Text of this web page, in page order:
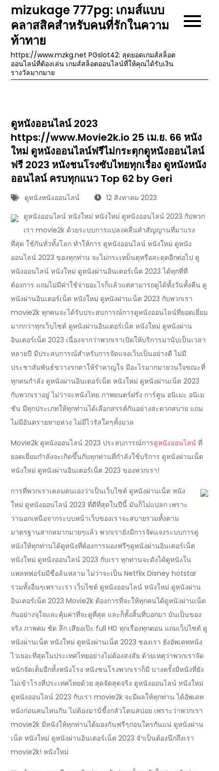
Skip
content
mizukage 777pg: เกมส์แบบ
คลาสสิคสำหรับคนที่รักในความ
ท้าทาย
https://www.mzkg.net PGslot42: สุดยอดเกมส์สล็อต
ออนไลน์ที่ต้องเล่น เกมส์สล็อตออนไลน์ที่ให้คุณได้รับเงิน
รางวัลมากมาย
ดูหนังออนไลน์ 2023
https://www.Movie2k.io 25 เม.ย. 66 หนัง
ใหม่ ดูหนังออนไลน์ฟรีไม่กระตุกดูหนังออนไลน์
ฟรี 2023 หนังชนโรงซับไทยทุกเรื่อง ดูหนังหนัง
ออนไลน์ ครบทุกแนว Top 62 by Geri
ดูหนังหนังออนไลน์
12 สิงหาคม 2023
ดูหนังออนไลน์ หนังใหม่ หนังใหม่ ดูหนังออนไลน์ 2023 กับพวก
เรา movie2k ด้วยระบบการแปลงคลื่นคำสัญญานที่มาแรง
ที่สุด ใช้กันทั่วทั้งโลก ทำให้การ ดูหนังออนไลน์ หนังใหม่ ดูหนัง
ออนไลน์ 2023 ของทุกท่าน จะไม่กระเหม็นตุหรือสะดุดอีกต่อไป ดู
หนังออนไลน์ หนังใหม่ ดูหนังผ่านอินเตอร์เน็ต 2023 ได้ทุกที่ที่
ต้องการ แถมไม่มีค่าใช้จ่ายอะไรก็แล้วแต่สามารถดูได้ทั้งวันทั้งคืน ดู
หนังผ่านอินเตอร์เน็ต หนังใหม่ ดูหนังผ่านเน็ต 2023 กับพวกเรา
movie2k ทุกคนจะได้รับประสบการณ์การดูหนังออนไลน์ที่ยอดเยี่ยม
มากกว่าทุกเว็บไซต์ ดูหนังผ่านอินเตอร์เน็ต หนังใหม่ ดูหนังผ่าน
อินเตอร์เน็ต 2023 เนื่องจากว่าพวกเราเปิดให้บริการมานับเป็นเวลา
หลายปี มีประสบการณ์สำหรับการจัดแจงเว็บเป็นอย่างดี ไม่มี
ประชาสัมพันธ์ขวางรกตาให้รำคาญใจ มีอะไรมากมายวนใจขณะที่
ทุกคนกำลัง ดูหนังผ่านอินเตอร์เน็ต หนังใหม่ ดูหนังผ่านเน็ต 2023
กับพวกเราอยู่ ไม่ว่าจะหนังไทย ภาพยนตร์ฝรั่ง การ์ตูน อนิเมะ อนิเม
ชัน มีทุกประเภทให้ทุกท่านได้เลือกสรรค์กันอย่างสะดวกสบาย แถม
ไม่มีอันตรายหายห่วง ไม่มีไวรัสใดๆทั้งมวล
Movie2k ดูหนังออนไลน์ 2023 ประสบการณ์การดูหนังออนไลน์ ที่
ยอดเยี่ยมกำลังจะเกิดขึ้นกับทุกท่านที่กำลังใช้บริการ ดูหนังผ่านเน็ต
หนังใหม่ ดูหนังผ่านอินเตอร์เน็ต 2023 ของพวกเรา!
การที่พวกเราเคลมตนเองว่าเป็นเว็บไซต์ ดูหนังผ่านเน็ต หนัง
ใหม่ ดูหนังออนไลน์ 2023 ที่ดีที่สุดในปีนี้ มันก็ไม่แปลก เพราะ
ว่านอกเหนือจากระบบหน้าเว็บของเราจะสบายรวมทั้งตาม
มาตรฐานสากลมากมายๆแล้ว พวกเรายังมีการจัดแจงระบบการดู
หนังให้ทุกท่านได้ดูหนังที่ต้องการมองฟรีๆดูหนังผ่านอินเตอร์เน็ต
หนังใหม่ ดูหนังออนไลน์ 2023 กับเรา ทุกท่านจะดังได้ดูหนังใน
แพลทฟอร์มมีชื่อล้นหลาม ไม่ว่าจะเป็น Netflix Disney hotstar
รวมทั้งอื่นๆเพราะเรา เว็บไซต์ ดูหนังออนไลน์ หนังใหม่ ดูหนังผ่าน
อินเตอร์เน็ต 2023 Movie2k ต้องการที่จะให้ทุกคนได้ดูหนังผ่านเน็ต
กันอย่างจุใจและคุ้มค่าที่จะดูที่สุด และก็ทั้งสิ้นที่บอกมา มันเป็นของ
จริง ภาพคม ชัด ลึก เสียงเป๊ะ full HD ทุกเรื่องทุกตอน แถมเว็บไซต์ ดู
หนังผ่านเน็ต หนังใหม่ ดูหนังผ่านเน็ต 2023 ชองเรา ยังอัพเดทหนัง
ไวเยอะที่สุดในประเทศไทยอย่างไม่ต้องสงสัย ด้วยเหตุว่าพวกเราจัด
หนักจัดเต็มอีกทั้งหนังโรง หนังชนโรงพวกเราก็มี บางครั้งมีหนังที่ยัง
ไม่เข้าโรงที่ประเทศไทยด้วย สุดจัดสุดจริง ดูหนังออนไลน์ หนังใหม่
ดูหนังออนไลน์ 2023 กับเรา movie2k จะมีผลให้ทุกท่าน ได้อัพเดท
หนังก่อนคนไหนกัน ไม่ต้องมานั่ขี้งกลัวโดนสปอย เพราะว่าพวกเรา
movie2k มีหนังให้ทุกท่านได้มองกันฟรีๆก่อนใครกันแน่ ดูหนังผ่าน
เน็ต หนังใหม่ ดูหนังผ่านอินเตอร์เน็ต 2023 จำเป็นต้องนึกถึงเรา
movie2k! หนังใหม่